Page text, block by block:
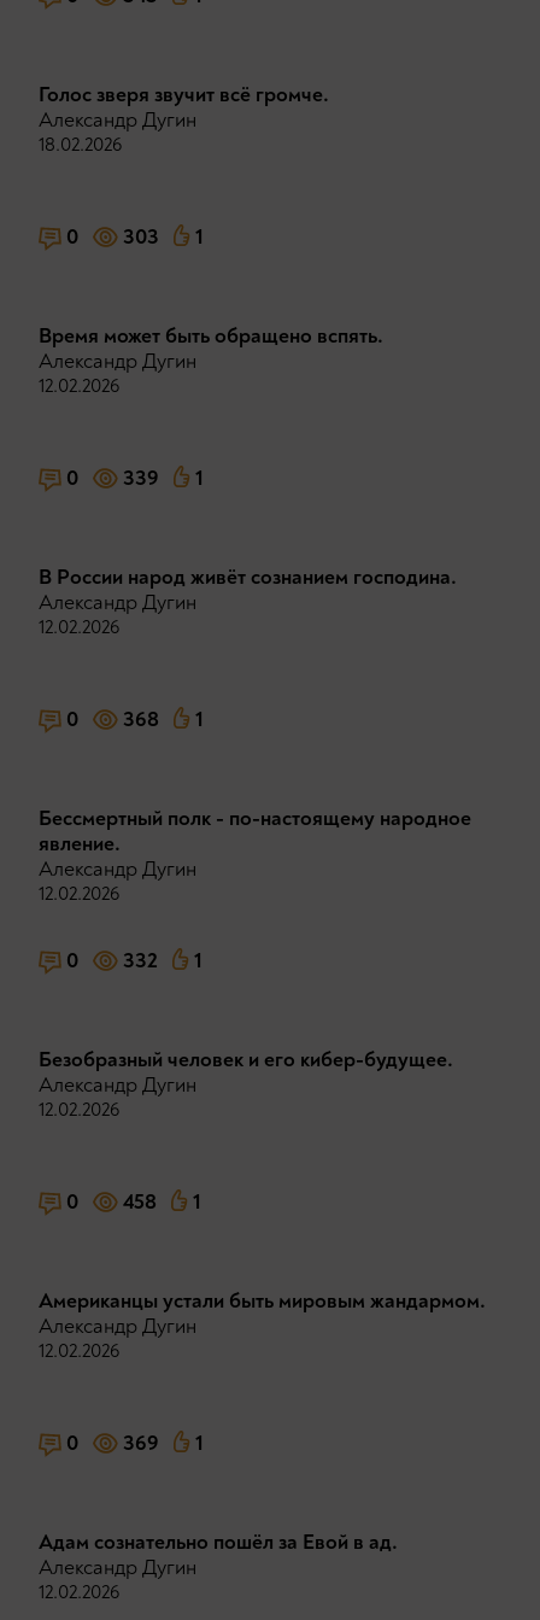
Голос зверя звучит всё громче.
Александр Дугин
18.02.2026
0 303 1
Время может быть обращено вспять.
Александр Дугин
12.02.2026
0 339 1
В России народ живёт сознанием господина.
Александр Дугин
12.02.2026
0 368 1
Бессмертный полк - по-настоящему народное
явление.
Александр Дугин
12.02.2026
0 332 1
Безобразный человек и его кибер-будущее.
Александр Дугин
12.02.2026
0 458 1
Американцы устали быть мировым жандармом.
Александр Дугин
12.02.2026
0 369 1
Адам сознательно пошёл за Евой в ад.
Александр Дугин
12.02.2026